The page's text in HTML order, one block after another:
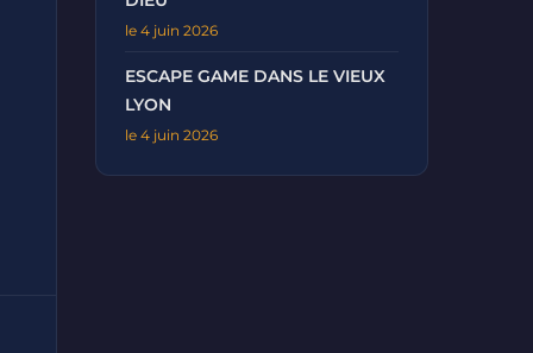
le 4 juin 2026
ESCAPE GAME DANS LE VIEUX
LYON
le 4 juin 2026